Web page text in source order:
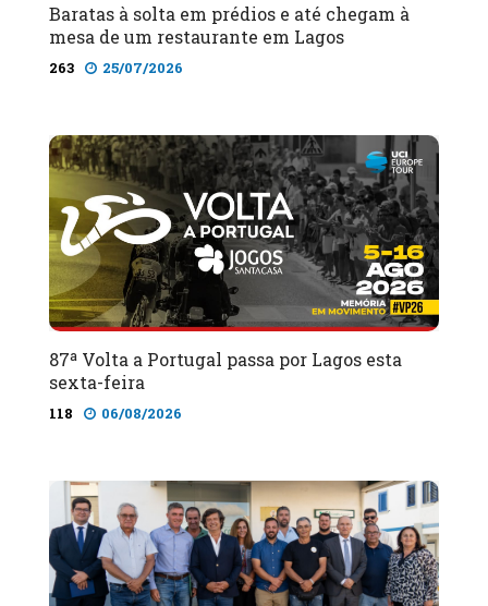
Baratas à solta em prédios e até chegam à
mesa de um restaurante em Lagos
263 25/07/2026
87ª Volta a Portugal passa por Lagos esta
sexta-feira
118 06/08/2026